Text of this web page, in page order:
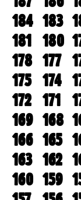
184 183
181 180
178 177
175 174
172 171
169 168
166 165
163 162
160 159